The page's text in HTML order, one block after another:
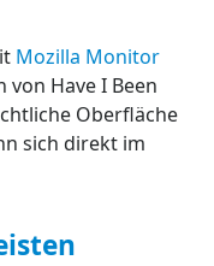
Mozilla Monitor
von Have I Been
Oberfläche
sich direkt im